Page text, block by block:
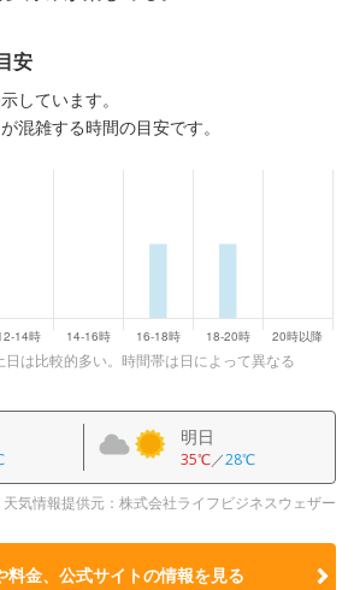
安
しています。
混雑する時間の目安です。
は比較的多い。時間帯は日によって異なる
明日
35℃／28℃
天気情報提供元：株式会社ライフビジネスウェザー
料金、公式サイトの情報を見る